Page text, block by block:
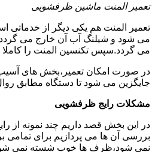
تعمیر المنت ماشین ظرفشویی
تعمیر المنت هم یکی دیگر از خدماتی
می شود و شیلنگ آب آن خارج می
می گردد.سپس تکنسین المنت را
در صورت امکان تعمیر،بخش های آسیب
جایگزین می شود تا دستگاه مطابق
مشکلات رایج ظرفشویی
در این بخش قصد داریم چند نمونه از
بررسی آن ها می پردازیم برای
نمی شود،ظرف ها خوب شسته نمی